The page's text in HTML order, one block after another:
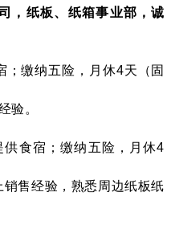
，纸板、纸箱事业部，诚
；缴纳五险，月休4天（固
验。
食宿；缴纳五险，月休4
售经验，熟悉周边纸板纸